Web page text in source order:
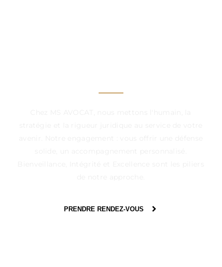
PRENDRE RENDEZ-VOUS